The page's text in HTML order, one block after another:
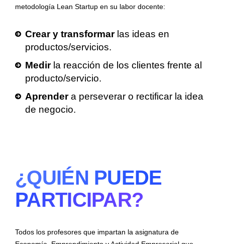
metodología Lean Startup en su labor docente:
Crear y transformarlas ideas en
productos/servicios.
Medir la reacción de los clientes frente al
producto/servicio.
Aprendera perseverar o rectificar la idea
de negocio.
¿QUIÉN PUEDE
PARTICIPAR?
Todos los profesores que impartan la asignatura de